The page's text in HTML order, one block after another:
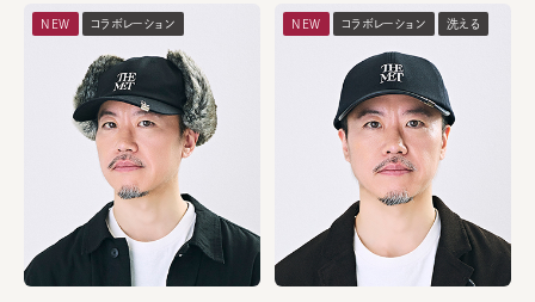
NEW コラボレーション NEW コラボレーション 洗える